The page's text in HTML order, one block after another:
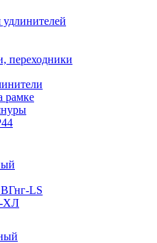
переходники
рамке
LS
ХЛ